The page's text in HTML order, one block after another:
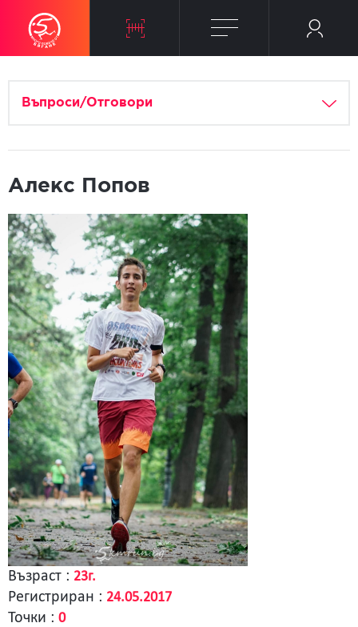
Въпроси/Отговори
Алекс Попов
Възраст : 23г.
Регистриран : 24.05.2017
Точки : 0